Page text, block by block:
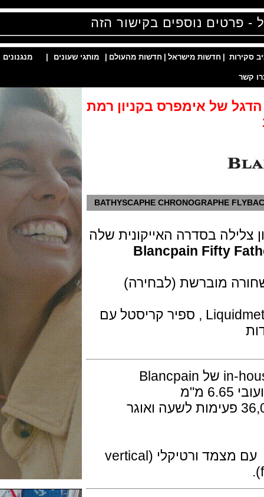
נוספים בקישור הזה
| חדשות מישראל | חדשות מהעולם | מותגי שעונים | מנגנונים |
של אימפרס בקניון רמת
BATHYSCAPHE CHRONOGRAPHE
בסדרה האייקונית שלה
Blancpain Fifty
מוברשת (לבחירה)
ה BEZEL קרמי עם סימוני שעות ב Liquidmetal , ספיר קריסטל עם
המנגנון מכני אוטומטי ביצור עצמי in-house של Blancpain
37 אבנים,פועם בתדר גבוה 36,000 פעימות לשעה ואוגר
המנגנון הוא כרונוגרף column-wheel עם מצמד ורטיקלי (vertical